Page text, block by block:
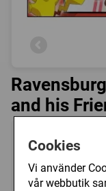
Cookies
Vi använder
vår webbutik
and his
Tillverkare:
Antal bitar:
100
Storlek:49 x 36